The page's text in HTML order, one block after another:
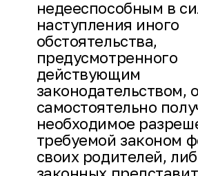
недееспособным в
наступления иного
обстоятельства,
предусмотренного
действующим
законодательством,
самостоятельно
необходимое
требуемой законом
своих родителей,